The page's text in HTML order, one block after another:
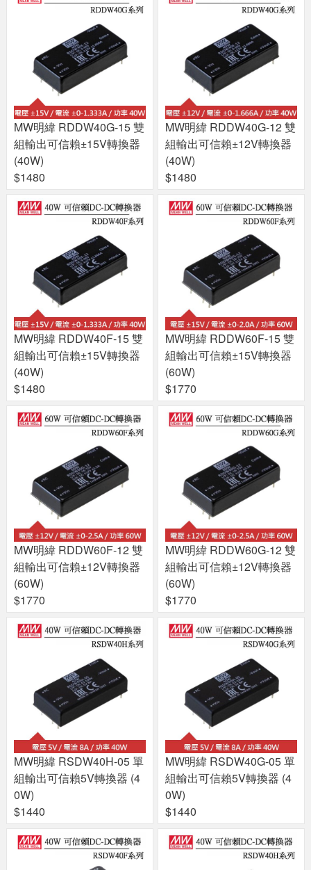
MW明緯 RDDW40G-15 雙
組輸出可信賴±15V轉換器
(40W)
$1480
MW明緯 RDDW40G-12 雙
組輸出可信賴±12V轉換器
(40W)
$1480
MW明緯 RDDW40F-15 雙
組輸出可信賴±15V轉換器
(40W)
$1480
MW明緯 RDDW60F-15 雙
組輸出可信賴±15V轉換器
(60W)
$1770
MW明緯 RDDW60F-12 雙
組輸出可信賴±12V轉換器
(60W)
$1770
MW明緯 RDDW60G-12 雙
組輸出可信賴±12V轉換器
(60W)
$1770
MW明緯 RSDW40H-05 單
組輸出可信賴5V轉換器 (4
0W)
$1440
MW明緯 RSDW40G-05 單
組輸出可信賴5V轉換器 (4
0W)
$1440